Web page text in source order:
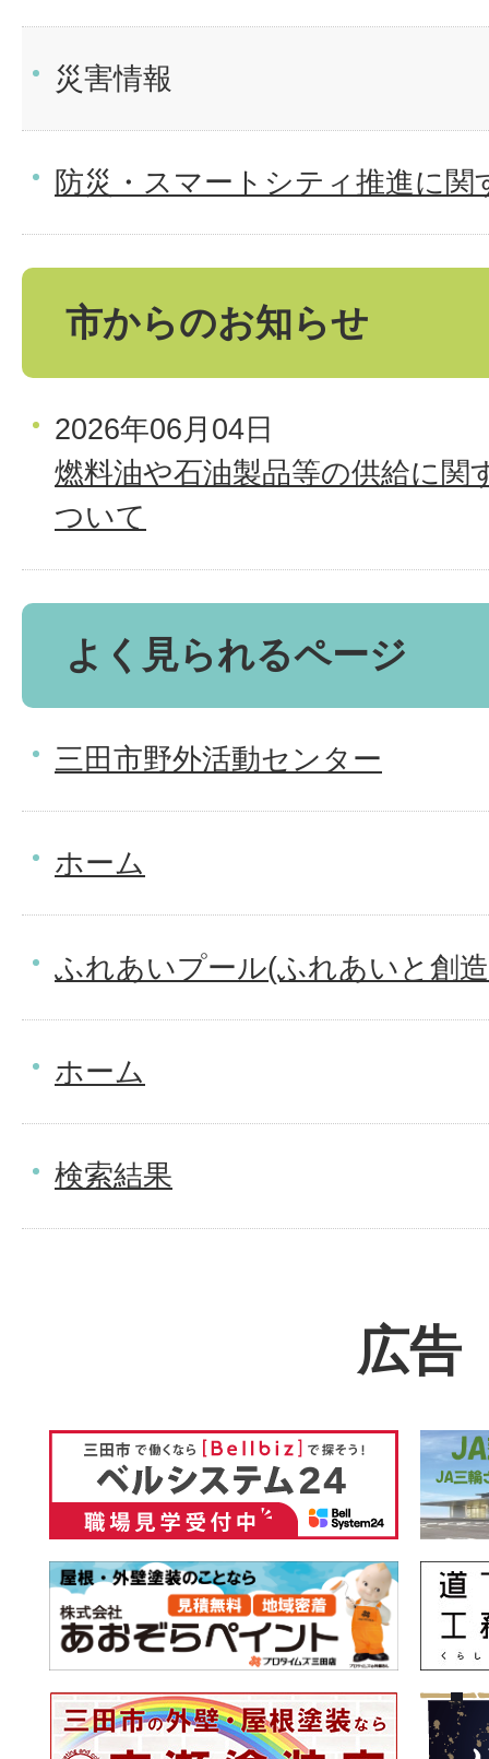
災害情報
防災・スマートシティ推進に関
市からのお知らせ
2026年06月04日
燃料油や石油製品等の供給に関
ついて
よく見られるページ
三田市野外活動センター
ホーム
ふれあいプール(ふれあいと創
ホーム
検索結果
広告